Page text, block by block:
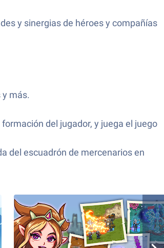
y sinergias de héroes y compañías
más.
del jugador, y juega el juego
del escuadrón de mercenarios en